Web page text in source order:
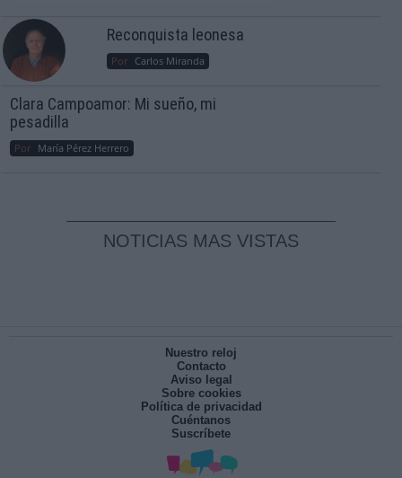
Reconquista leonesa
Por Carlos Miranda
Clara Campoamor: Mi sueño, mi
pesadilla
Por María Pérez Herrero
NOTICIAS MAS VISTAS
Nuestro reloj
Contacto
Aviso legal
Sobre cookies
Política de privacidad
Cuéntanos
Suscríbete